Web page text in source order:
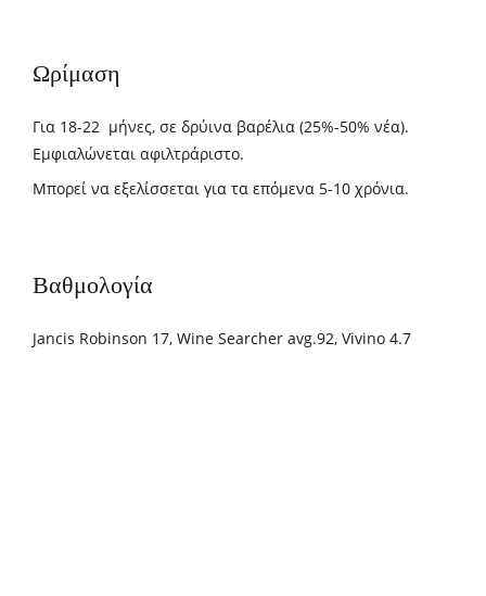
Ωρίμαση
Για 18-22 μήνες, σε δρύινα βαρέλια (25%-50% νέα).
Εμφιαλώνεται αφιλτράριστο.
Μπορεί να εξελίσσεται για τα επόμενα 5-10 χρόνια.
Βαθμολογία
Jancis Robinson 17, Wine Searcher avg.92, Vivino 4.7